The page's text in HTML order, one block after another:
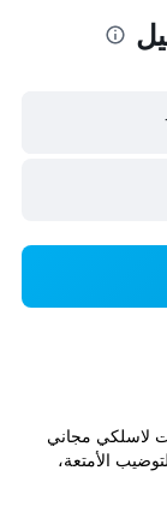
لاسلكي مجاني
الأمتعة،